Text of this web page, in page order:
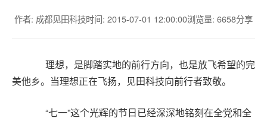
作者: 成都见田科技时间: 2015-07-01 12:00:00浏览量: 6658分享
理想，是脚踏实地的前行方向，也是放飞希望的完
美他乡。当理想正在飞扬，见田科技向前行者致敬。
“七一”这个光辉的节日已经深深地铭刻在全党和全